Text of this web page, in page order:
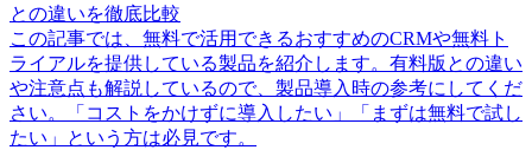
との違いを徹底比較
この記事では、無料で活用できるおすすめのCRMや無料ト
ライアルを提供している製品を紹介します。有料版との違い
や注意点も解説しているので、製品導入時の参考にしてくだ
さい。「コストをかけずに導入したい」「まずは無料で試し
たい」という方は必見です。